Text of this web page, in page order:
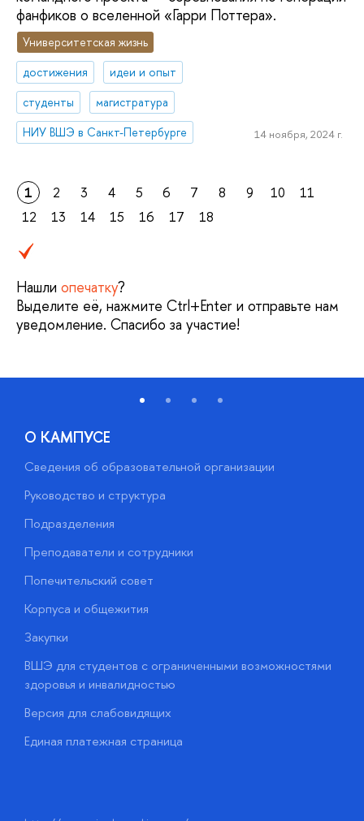
фанфиков о вселенной «Гарри Поттера».
Университетская жизнь
достижения
идеи и опыт
студенты
магистратура
НИУ ВШЭ в Санкт-Петербурге
14 ноября, 2024 г.
1 2 3 4 5 6 7 8 9 10
11
12
13 14 15 16 17 18
Нашли опечатку?
Выделите её, нажмите Ctrl+Enter и отправьте нам
уведомление. Спасибо за участие!
О КАМПУСЕ
Сведения об образовательной организации
Руководство и структура
Подразделения
Преподаватели и сотрудники
Попечительский совет
Корпуса и общежития
Закупки
ВШЭ для студентов с ограниченными возможностями
здоровья и инвалидностью
Версия для слабовидящих
Единая платежная страница